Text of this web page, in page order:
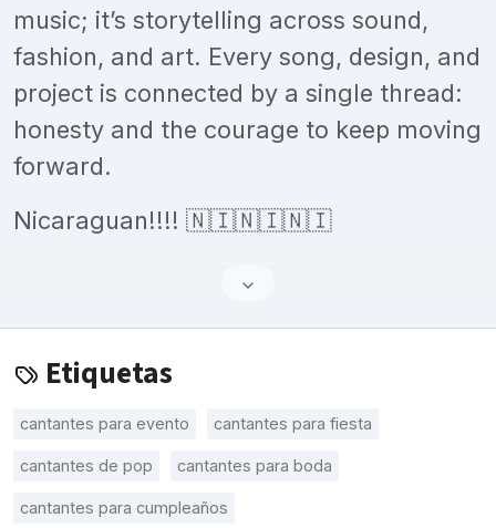
music; it’s storytelling across sound,
fashion, and art. Every song, design, and
project is connected by a single thread:
honesty and the courage to keep moving
forward.
Nicaraguan!!!! 🇳🇮🇳🇮🇳🇮
Etiquetas
cantantes para evento cantantes para fiesta
cantantes de pop cantantes para boda
cantantes para cumpleaños